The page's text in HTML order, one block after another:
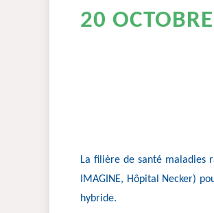
20 OCTOBRE
La filière de santé maladies
IMAGINE, Hôpital Necker)
hybride.